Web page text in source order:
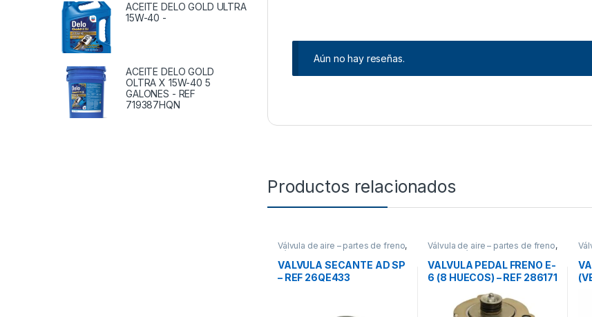
Aún no hay reseñas.
Productos relacionados
Válvula de aire – partes de freno,
Válvulas
VALVULA SECANTE AD SP
– REF 26QE433
Válvula de aire – partes de freno,
Válvulas
VALVULA PEDAL FRENO E-
6 (8 HUECOS) – REF 286171
ACEITE DELO GOLD ULTRA
15W-40 -
ACEITE DELO GOLD
OLTRA X 15W-40 5
GALONES - REF
719387HQN